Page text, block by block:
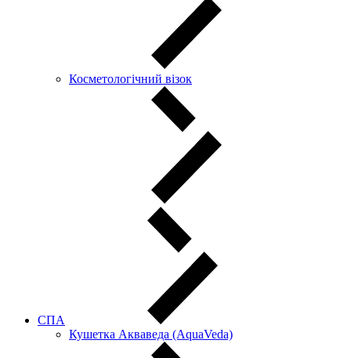
Косметологічний візок
СПА
Кушетка Акваведа (AquaVeda)